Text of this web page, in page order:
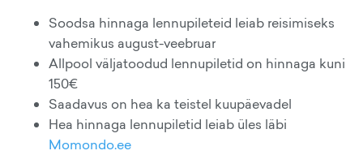
Soodsa hinnaga lennupileteid leiab reisimiseks
vahemikus august-veebruar
Allpool väljatoodud lennupiletid on hinnaga kuni
150€
Saadavus on hea ka teistel kuupäevadel
Hea hinnaga lennupiletid leiab üles läbi
Momondo.ee